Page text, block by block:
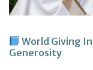
World Giving
Generosity